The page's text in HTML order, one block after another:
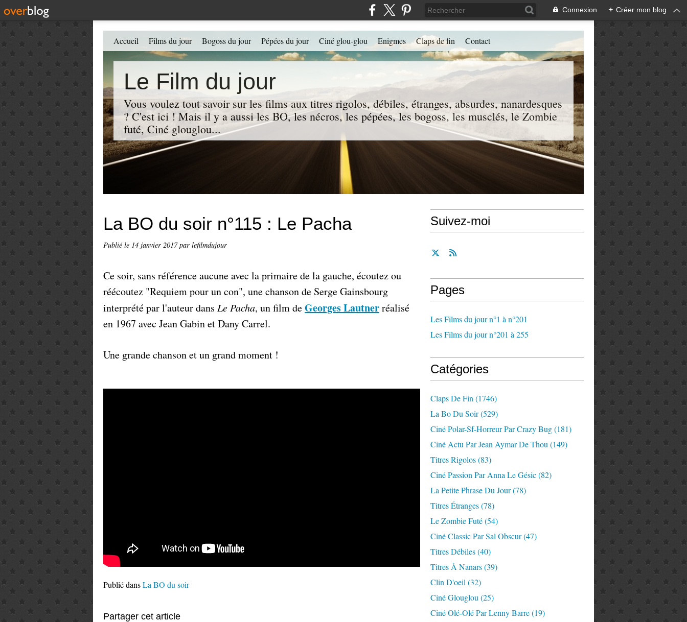
Connexion + Créer mon blog
Le Film du jour
Vous voulez tout savoir sur les films aux titres rigolos, débiles, étranges, absurdes, nanardesques
? C'est ici ! Mais il y a aussi les BO, les nécros, les pépées, les bogoss, les musclés, le Zombie
futé, Ciné glouglou...
Accueil Films du jour Bogoss du jour Pépées du jour Ciné glou-glou Enigmes Claps de fin Contact
La BO du soir n°115 : Le Pacha
Publié le 14 janvier 2017par lefilmdujour
Ce soir, sans référence aucune avec la primaire de la gauche, écoutez ou
réécoutez "Requiem pour un con", une chanson de Serge Gainsbourg
interprété par l'auteur dans Le Pacha, un film deGeorges Lautnerréalisé
en 1967 avec Jean Gabin et Dany Carrel.
Une grande chanson et un grand moment !
Publié dansLa BO du soir
Partager cet article
Suivez-moi
Pages
Les Films du jour n°1 à n°201
Les Films du jour n°201 à 255
Catégories
Claps De Fin (1746)
La Bo Du Soir(529)
Ciné Polar-Sf-Horreur Par Crazy Bug(181)
Ciné Actu Par Jean Aymar De Thou (149)
Titres Rigolos(83)
Ciné Passion Par Anna Le Gésic(82)
La Petite Phrase Du Jour(78)
Titres Étranges(78)
Le Zombie Futé(54)
Ciné Classic Par Sal Obscur(47)
Titres Débiles(40)
Titres À Nanars(39)
Clin D'oeil (32)
Ciné Glouglou (25)
Ciné Olé-Olé Par Lenny Barre(19)